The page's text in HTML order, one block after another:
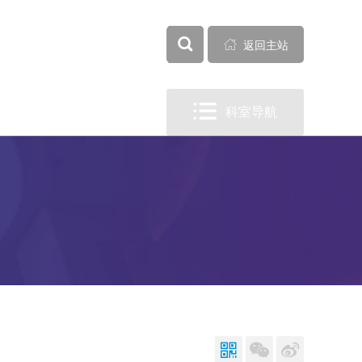
全部

  返回主站
 科室导航
  